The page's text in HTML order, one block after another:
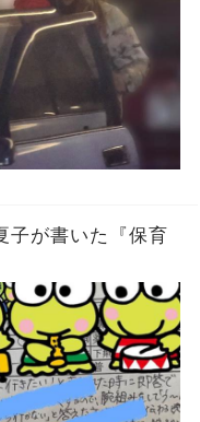
子が書いた『保育